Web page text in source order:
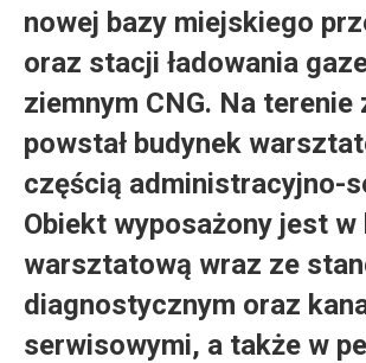
nowej bazy miejskiego
oraz stacji ładowania
ziemnym CNG. Na terenie
powstał budynek
częścią administracyjno-
Obiekt wyposażony jest w
warsztatową wraz ze
diagnostycznym oraz
serwisowymi, a także w